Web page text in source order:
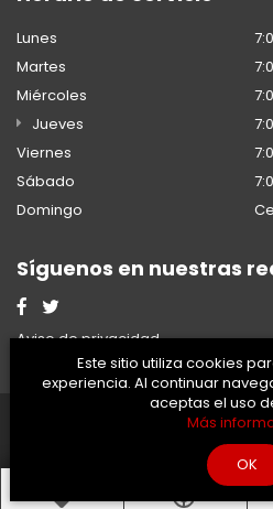
Lunes
Martes
Miércoles
Jueves
Viernes
Sábado
Domingo
Síguenos en nuestras
Aviso de privacidad
2026 © Honda - Todos los
Este sitio utiliza cookies
experiencia. Al continuar
aceptas el uso
Más
OK